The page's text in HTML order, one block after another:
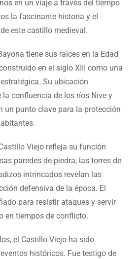
en un viaje a través del tiempo
la fascinante historia y el
este castillo medieval.
tiene sus raíces en la Edad
en el siglo XIII como una
Su ubicación
la confluencia de los ríos Nive y
un punto clave para la protección
Viejo refleja su función
paredes de piedra, las torres de
intrincados revelan las
defensiva de la época. El
para resistir ataques y servir
en tiempos de conflicto.
el Castillo Viejo ha sido
históricos. Fue testigo de